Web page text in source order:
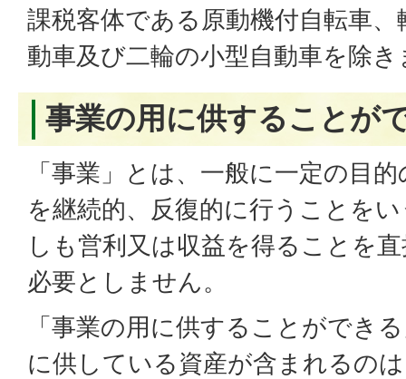
課税客体である原動機付自転車
動車及び二輪の小型自動車を除き
事業の用に供することが
「事業」とは、一般に一定の目
を継続的、反復的に行うことを
しも営利又は収益を得ることを
必要としません。
「事業の用に供することができ
に供している資産が含まれるの